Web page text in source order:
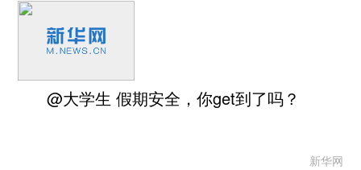
@大学生 假期安全，你get到了吗？
新华网